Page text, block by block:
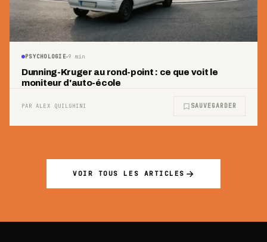
PSYCHOLOGIE 9 min
Dunning-Kruger au rond-point : ce que voit le
moniteur d'auto-école
PAR ALEX QUILGHINI SAUVEGARDER
VOIR TOUS LES ARTICLES